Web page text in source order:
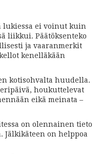
lukiessa ei voinut kuin
liikkui. Päätöksenteko
ja vaaranmerkit
kenelläkään
kotisohvalta huudella.
houkuttelevat
eikä meinata –
on olennainen tieto
Jälkikäteen on helppoa